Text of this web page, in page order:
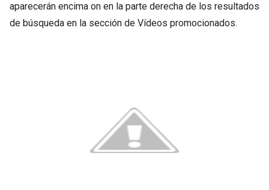
aparecerán encima on en la parte derecha de los resultados
de búsqueda en la sección de Vídeos promocionados.